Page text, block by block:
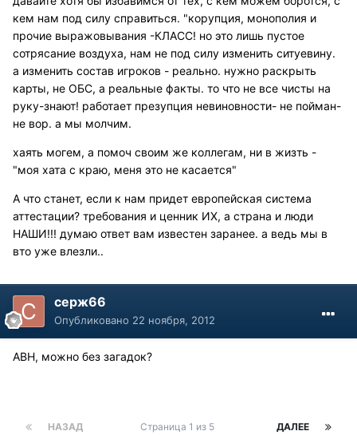
кем нам под силу справиться. "корупция, монополия и
прочие выражовывания -КЛАСС! но это лишь пустое
сотрясание воздуха, нам не под силу изменить ситуевину.
а изменить состав игроков - реально. нужно раскрыть
карты, не ОБС, а реальные факты. то что не все чисты на
руку-знают! работает презупция невиновности- не пойман-
не вор. а мы молчим.
хаять могем, а помоч своим же коллегам, ни в жизть -
"моя хата с краю, меня это не касается"
А что станет, если к нам придет европейская система
аттестации? требования и ценник ИХ, а страна и люди
НАШИ!!! думаю ответ вам известен заранее. а ведь мы в
вто уже влезли..
серж66
Опубликовано 22 ноября, 2012
ABH, можно без загадок?
НАЗАД ДАЛЕЕ
Страница 1 из 5